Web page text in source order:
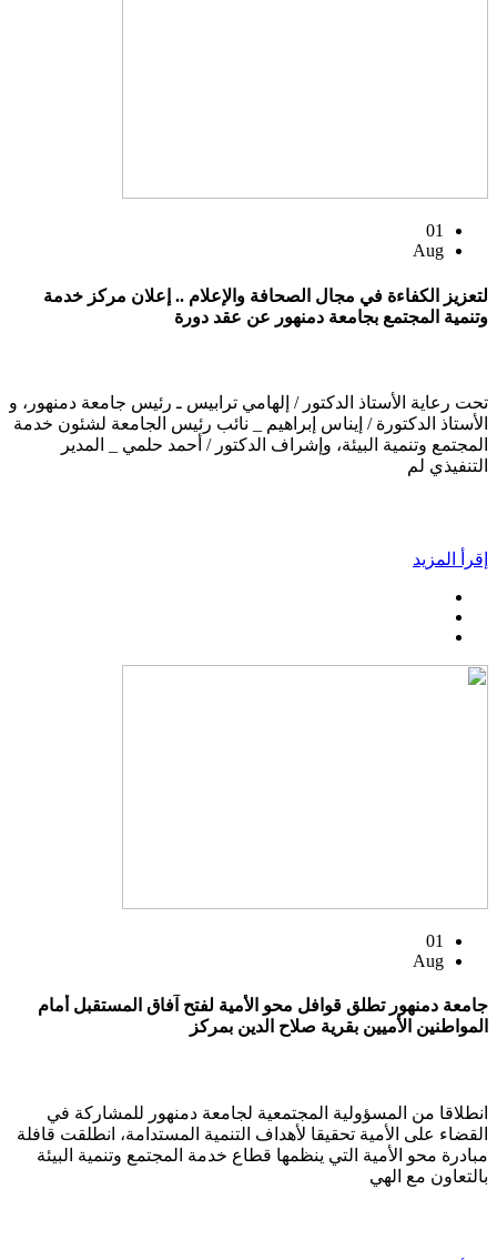
01
Aug
لتعزيز الكفاءة في مجال الصحافة والإعلام .. إعلان مركز خدمة
وتنمية المجتمع بجامعة دمنهور عن عقد دورة
تحت رعاية الأستاذ الدكتور / إلهامي ترابيس ـ رئيس جامعة دمنهور، و
الأستاذ الدكتورة / إيناس إبراهيم _ نائب رئيس الجامعة لشئون خدمة
المجتمع وتنمية البيئة، وإشراف الدكتور / أحمد حلمي _ المدير
التنفيذي لم
إقرأ المزيد
01
Aug
جامعة دمنهور تطلق قوافل محو الأمية لفتح آفاق المستقبل أمام
المواطنين الأميين بقرية صلاح الدين بمركز
انطلاقا من المسؤولية المجتمعية لجامعة دمنهور للمشاركة في
القضاء على الأمية تحقيقا لأهداف التنمية المستدامة، انطلقت قافلة
مبادرة محو الأمية التي ينظمها قطاع خدمة المجتمع وتنمية البيئة
بالتعاون مع الهي